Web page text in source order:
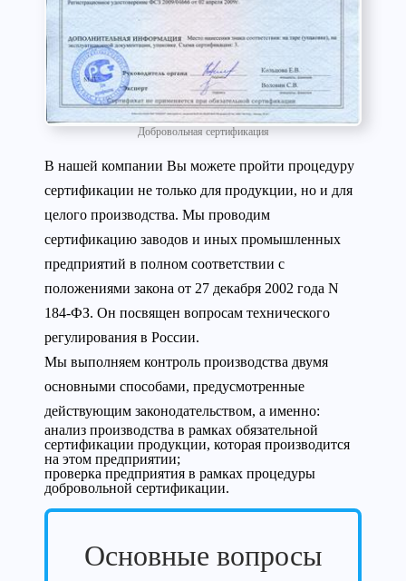
Добровольная сертификация
В нашей компании Вы можете пройти процедуру
сертификации не только для продукции, но и для
целого производства. Мы проводим
сертификацию заводов и иных промышленных
предприятий в полном соответствии с
положениями закона от 27 декабря 2002 года N
184-ФЗ. Он посвящен вопросам технического
регулирования в России.
Мы выполняем контроль производства двумя
основными способами, предусмотренные
действующим законодательством, а именно:
анализ производства в рамках обязательной
сертификации продукции, которая производится
на этом предприятии;
проверка предприятия в рамках процедуры
добровольной сертификации.
Основные вопросы